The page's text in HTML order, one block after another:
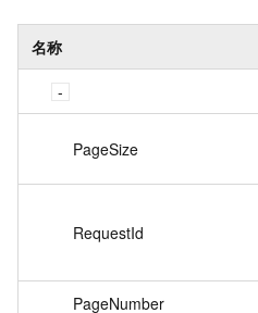
名称
PageSize
RequestId
PageNumber